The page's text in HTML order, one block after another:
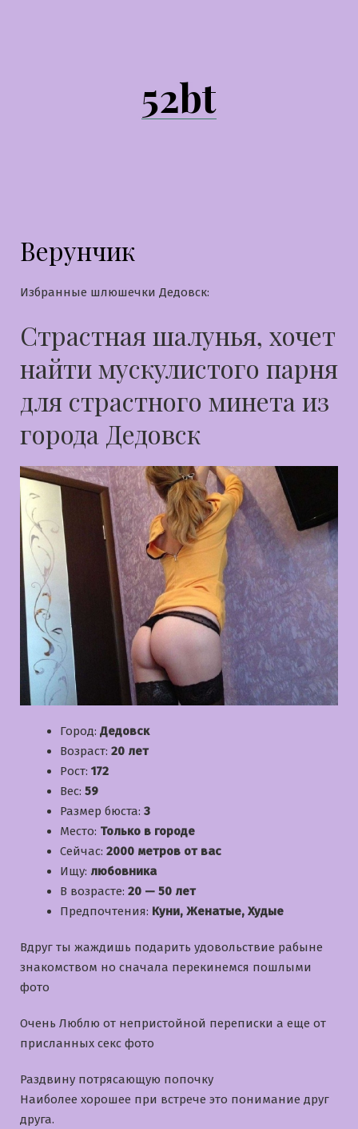
52bt
Верунчик
Избранные шлюшечки Дедовск:
Страстная шалунья, хочет
найти мускулистого парня
для страстного минета из
города Дедовск
Город: Дедовск
Возраст: 20 лет
Рост: 172
Вес: 59
Размер бюста: 3
Место: Только в городе
Сейчас: 2000 метров от вас
Ищу: любовника
В возрасте: 20 — 50 лет
Предпочтения: Куни, Женатые, Худые
Вдруг ты жаждишь подарить удовольствие рабыне
знакомством но сначала перекинемся пошлыми
фото
Очень Люблю от непристойной переписки а еще от
присланных секс фото
Раздвину потрясающую попочку
Наиболее хорошее при встрече это понимание друг
друга.